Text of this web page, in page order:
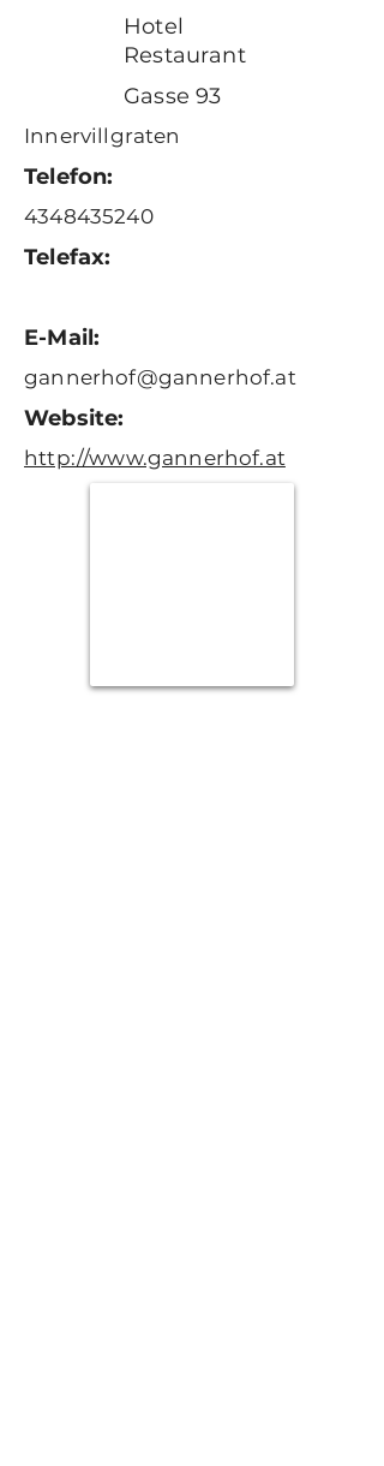
Hotel
Restaurant
Gasse 93
Innervillgraten
Telefon:
4348435240
Telefax:
E-Mail:
gannerhof@gannerhof.at
Website:
http://www.gannerhof.at